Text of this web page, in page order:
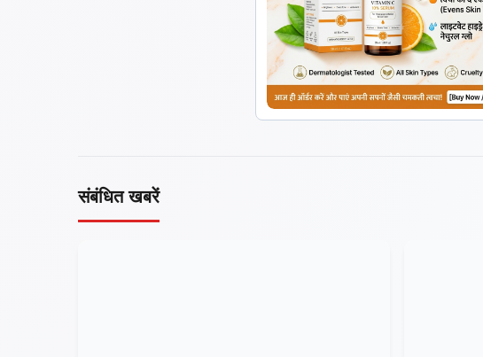
संबंधित खबरें